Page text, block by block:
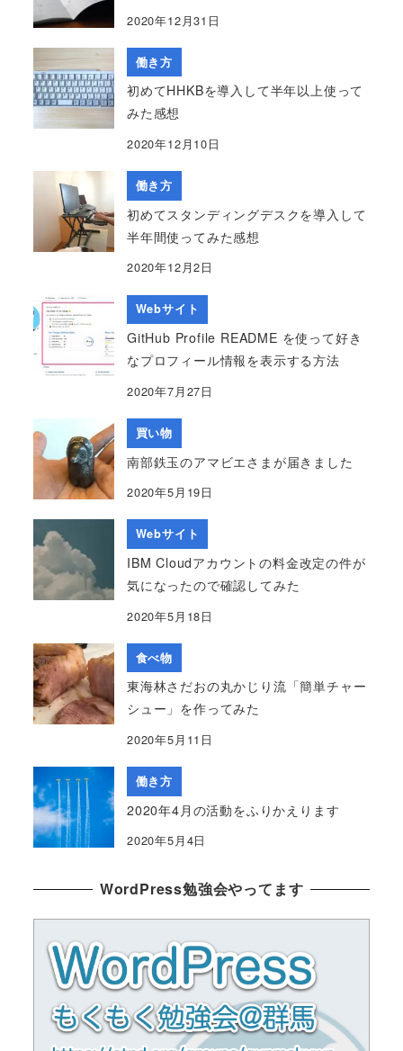
2020年12月31日
働き方
初めてHHKBを導入して半年以上使って
みた感想
2020年12月10日
働き方
初めてスタンディングデスクを導入して
半年間使ってみた感想
2020年12月2日
Webサイト
GitHub Profile README を使って好き
なプロフィール情報を表示する方法
2020年7月27日
買い物
南部鉄玉のアマビエさまが届きました
2020年5月19日
Webサイト
IBM Cloudアカウントの料金改定の件が
気になったので確認してみた
2020年5月18日
食べ物
東海林さだおの丸かじり流「簡単チャー
シュー」を作ってみた
2020年5月11日
働き方
2020年4月の活動をふりかえります
2020年5月4日
WordPress勉強会やってます